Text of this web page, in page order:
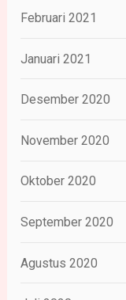
Februari 2021
Januari 2021
Desember 2020
November 2020
Oktober 2020
September 2020
Agustus 2020